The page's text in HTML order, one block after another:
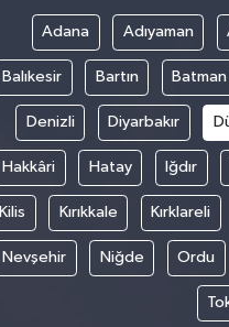
Adana Adıyaman
Balıkesir Bartın Batman
Denizli Diyarbakır
Hakkâri Hatay Iğdır
Kilis Kırıkkale Kırklareli
Nevşehir Niğde Ordu